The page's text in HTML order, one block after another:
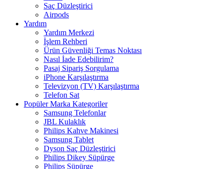
Saç Düzleştirici
Airpods
Yardım
Yardım Merkezi
İşlem Rehberi
Ürün Güvenliği Temas Noktası
Nasıl İade Edebilirim?
Pasaj Sipariş Sorgulama
iPhone Karşılaştırma
Televizyon (TV) Karşılaştırma
Telefon Sat
Popüler Marka Kategoriler
Samsung Telefonlar
JBL Kulaklık
Philips Kahve Makinesi
Samsung Tablet
Dyson Saç Düzleştirici
Philips Dikey Süpürge
Philips Süpürge